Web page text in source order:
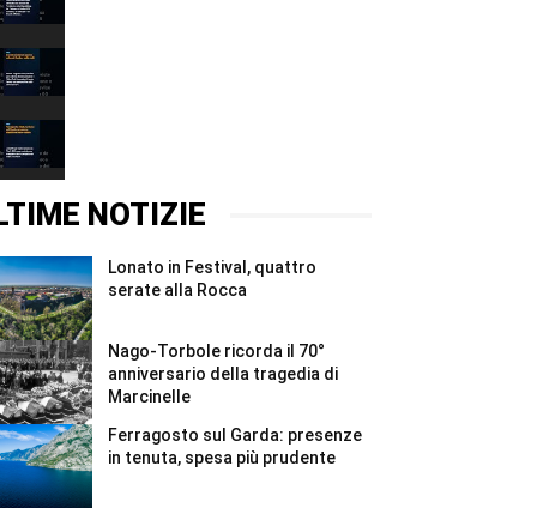
nelle
valli
Garda:
presenze
ma
meno
valore
#Shorts
NOTIZIE
Lonato in Festival, quattro
serate alla Rocca
Nago-Torbole ricorda il 70°
anniversario della tragedia di
Marcinelle
Ferragosto sul Garda: presenze
in tenuta, spesa più prudente